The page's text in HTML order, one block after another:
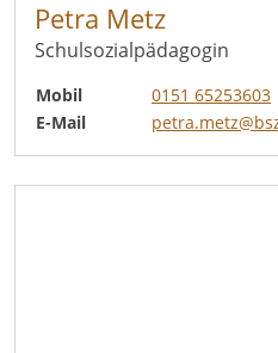
Petra Metz
Schulsozialpädagogin
Mobil
0151 65253603
E-Mail